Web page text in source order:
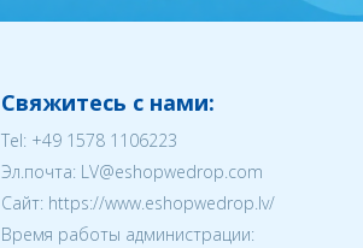
Свяжитесь с нами:
Tel: +49 1578 1106223
Эл.почта: LV@eshopwedrop.com
Cайт: https://www.eshopwedrop.lv/
Время работы администрации: